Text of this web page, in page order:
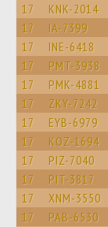
17 KNK-2014
17 IA-7399
17 INE-6418
17 PMT-3938
17 PMK-4881
17 ZKY-7242
17 EYB-6979
17 KOZ-1694
17 PIZ-7040
17 PIT-3817
17 XNM-3550
17 PAB-6530